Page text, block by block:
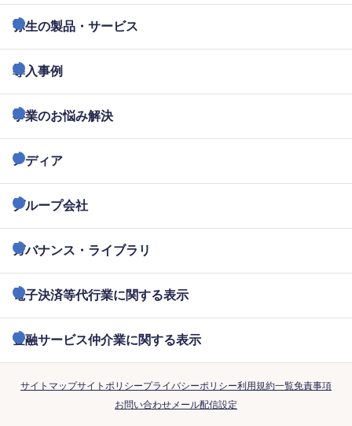
弥生の製品・サービス
導入事例
事業のお悩み解決
メディア
グループ会社
ガバナンス・ライブラリ
電子決済等代行業に関する表示
金融サービス仲介業に関する表示
サイトマップサイトポリシープライバシーポリシー利用規約一覧免責事項
お問い合わせメール配信設定